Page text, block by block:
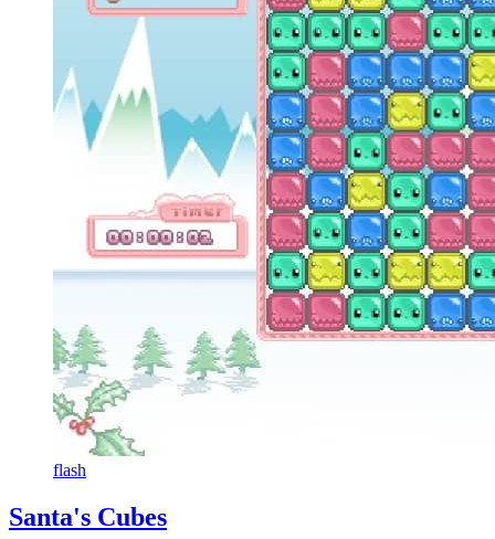
flash
Santa's Cubes